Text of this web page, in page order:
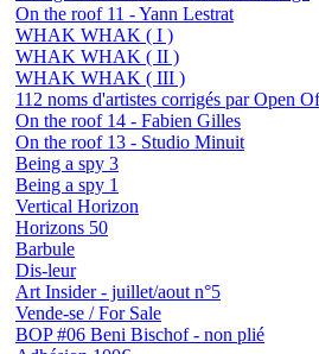
On the roof 11 - Yann Lestrat
WHAK WHAK ( I )
WHAK WHAK ( II )
WHAK WHAK ( III )
112 noms d'artistes corrigés par Open
On the roof 14 - Fabien Gilles
On the roof 13 - Studio Minuit
Being a spy 3
Being a spy 1
Vertical Horizon
Horizons 50
Barbule
Dis-leur
Art Insider - juillet/aout n°5
Vende-se / For Sale
BOP #06 Beni Bischof - non plié